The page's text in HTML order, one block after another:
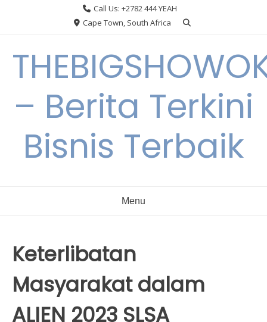
Call Us: +2782 444 YEAH
Cape Town, South Africa
– Berita Terkini
Bisnis Terbaik
Menu
Keterlibatan
Masyarakat dalam
ALIEN 2023 SLSA